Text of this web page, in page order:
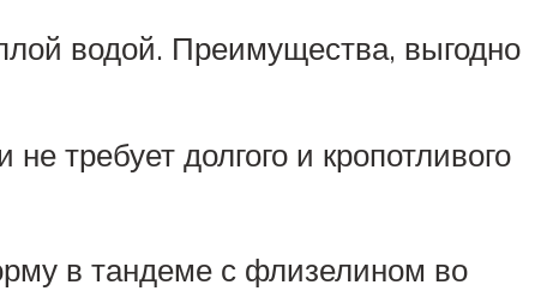
водой. Преимущества, выгодно
требует долгого и кропотливого
в тандеме с флизелином во